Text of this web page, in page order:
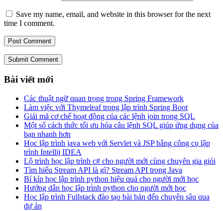
Save my name, email, and website in this browser for the next
time I comment.
Submit Comment
Bài viết mới
Các thuật ngữ quan trọng trong Spring Framework
Làm việc với Thymeleaf trong lập trình Spring Boot
Giải mã cơ chế hoạt động của các lệnh join trong SQL
Một số cách thức tối ưu hóa câu lệnh SQL giúp ứng dụng của
bạn nhanh hơn
Học lập trình java web với Servlet và JSP bằng công cụ lập
trình Intellij IDEA
Lộ trình học lập trình c# cho người mới cùng chuyên gia giỏi
Tìm hiểu Stream API là gì? Stream API trong Java
Bí kíp học lập trình python hiệu quả cho người mới học
Hướng dẫn học lập trình python cho người mới học
Học lập trình Fullstack đào tạo bài bản đến chuyên sâu qua
dự án